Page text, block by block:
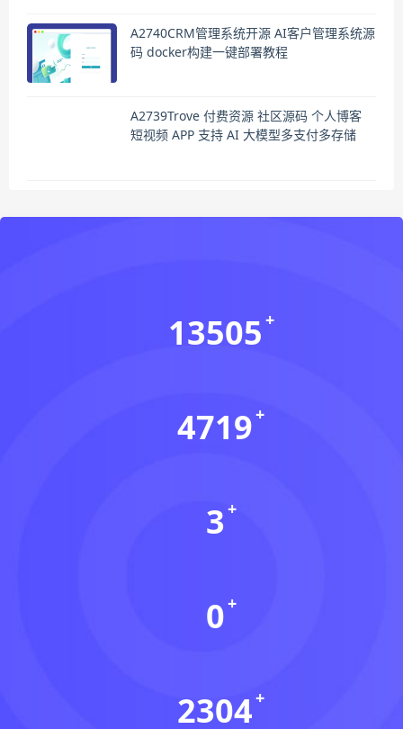
A2740CRM管理系统开源 AI客户管理系统源
码 docker构建一键部署教程
A2739Trove 付费资源 社区源码 个人博客
短视频 APP 支持 AI 大模型多支付多存储
13505
4719
3
0
2304